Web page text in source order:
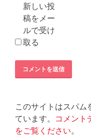
新しい投
稿をメー
ルで受け
取る
このサイトはスパム
ています。 コメント
をご覧ください。